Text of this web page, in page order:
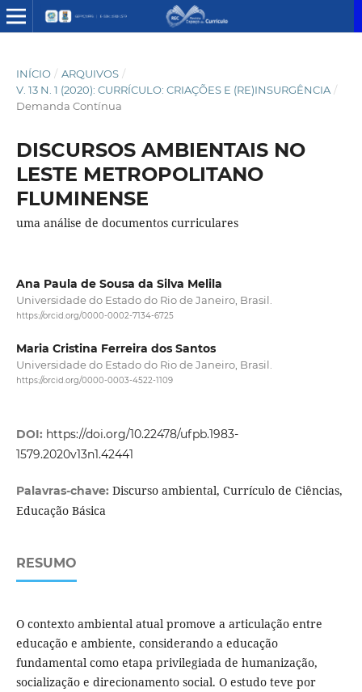
INÍCIO / ARQUIVOS /
V. 13 N. 1 (2020): CURRÍCULO: CRIAÇÕES E (RE)INSURGÊNCIA /
Demanda Contínua
DISCURSOS AMBIENTAIS NO
LESTE METROPOLITANO
FLUMINENSE
uma análise de documentos curriculares
Ana Paula de Sousa da Silva Melila
Universidade do Estado do Rio de Janeiro, Brasil.
https://orcid.org/0000-0002-7134-6725
Maria Cristina Ferreira dos Santos
Universidade do Estado do Rio de Janeiro, Brasil.
https://orcid.org/0000-0003-4522-1109
DOI: https://doi.org/10.22478/ufpb.1983-
1579.2020v13n1.42441
Palavras-chave: Discurso ambiental, Currículo de Ciências,
Educação Básica
RESUMO
O contexto ambiental atual promove a articulação entre
educação e ambiente, considerando a educação
fundamental como etapa privilegiada de humanização,
socialização e direcionamento social. O estudo teve por